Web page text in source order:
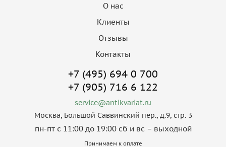
О нас
Клиенты
Отзывы
Контакты
+7 (495) 694 0 700
+7 (905) 716 6 122
service@antikvariat.ru
Москва, Большой Саввинский пер., д.9, стр. 3
пн-пт с 11:00 до 19:00 сб и вс – выходной
Принимаем к оплате